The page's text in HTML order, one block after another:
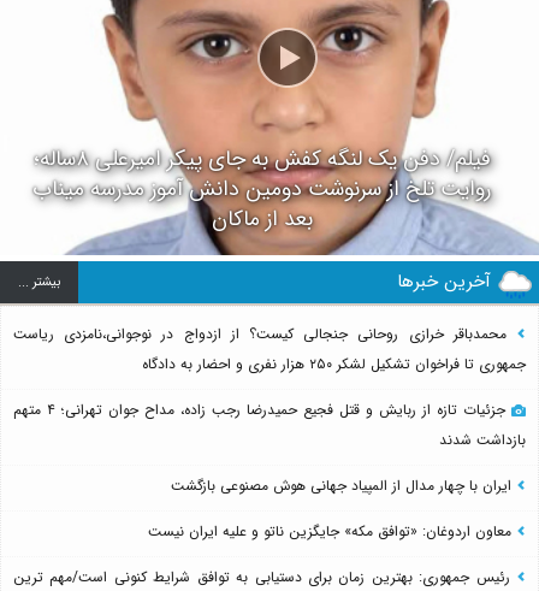
فیلم/ دفن یک لنگه کفش به جای پیکر امیرعلی ۸ساله؛
روایت تلخ از سرنوشت دومین دانش آموز مدرسه میناب
بعد از ماکان
آخرین خبرها بيشتر ...
محمدباقر خرازی روحانی جنجالی کیست؟ از ازدواج در نوجوانی،نامزدی ریاست
جمهوری تا فراخوان تشکیل لشکر ۲۵۰ هزار نفری و احضار به دادگاه
جزئیات تازه از ربایش و قتل فجیع حمیدرضا رجب زاده، مداح جوان تهرانی؛ ۴ متهم
بازداشت شدند
ایران با چهار مدال از المپیاد جهانی هوش مصنوعی بازگشت
معاون اردوغان: «توافق مکه» جایگزین ناتو و علیه ایران نیست
رئیس جمهوری: بهترین زمان برای دستیابی به توافق شرایط کنونی است/مهم ترین